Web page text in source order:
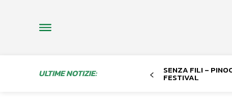
ULTIME NOTIZIE: SENZA FILI –
FESTIVAL